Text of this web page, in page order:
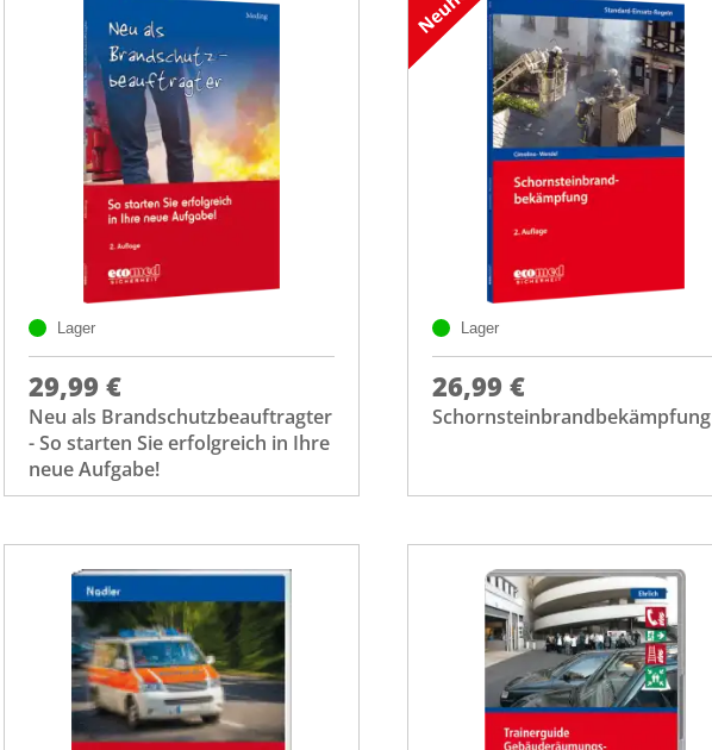
Lager
29,99 €
Neu als Brandschutzbeauftragter
- So starten Sie erfolgreich in Ihre
neue Aufgabe!
Lager
26,99 €
Schornsteinbrandbekämpfung